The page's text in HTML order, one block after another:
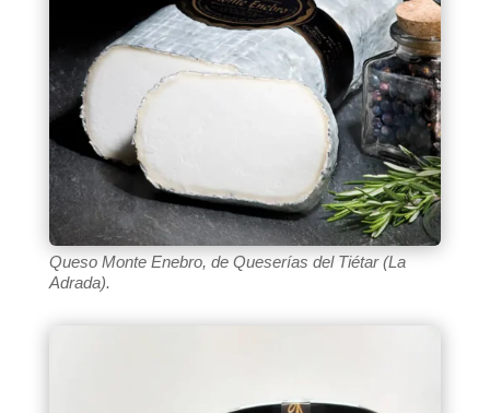
Queso Monte Enebro, de Queserías del Tiétar (La
Adrada).